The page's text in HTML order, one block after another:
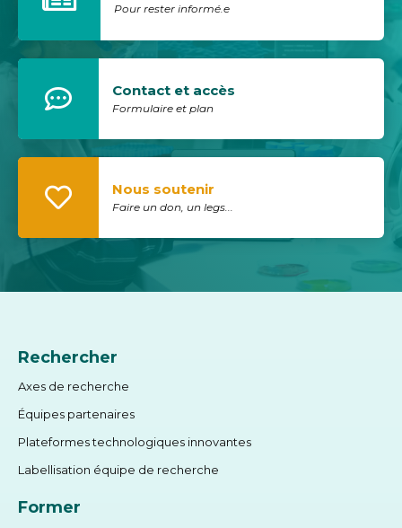
Pour rester informé.e
Contact et accès
Formulaire et plan
Nous soutenir
Faire un don, un legs...
Rechercher
Axes de recherche
Équipes partenaires
Plateformes technologiques innovantes
Labellisation équipe de recherche
Former